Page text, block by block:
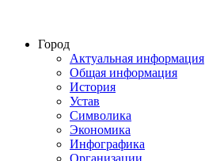
Город
Актуальная информация
Общая информация
История
Устав
Символика
Экономика
Инфографика
Организации